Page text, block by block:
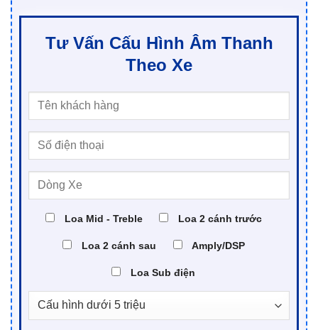
Tư Vấn Cấu Hình Âm Thanh
Theo Xe
Loa Mid - Treble Loa 2 cánh trước
Loa 2 cánh sau Amply/DSP
Loa Sub điện